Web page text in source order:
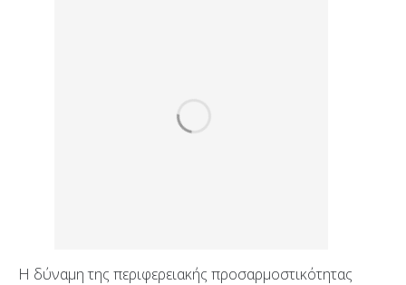
Η δύναμη της περιφερειακής προσαρμοστικότητας